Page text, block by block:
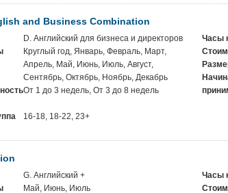
and Business Combination
D. Английский для бизнеса и директоров
Круглый год, Январь, Февраль, Март,
Апрель, Май, Июнь, Июль, Август,
Сентябрь, Октябрь, Ноябрь, Декабрь
От 1 до 3 недель, От 3 до 8 недель
16-18, 18-22, 23+
Часы
G. Английский +
Май, Июнь, Июль
Часы